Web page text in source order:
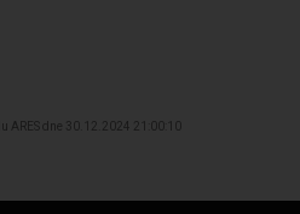
ARES dne 30.12.2024 21:00:10